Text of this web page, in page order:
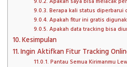
Berapa kali status diperbarui
Apakah fitur ini gratis
Apakah data tracking bisa
Kesimpulan
Ingin Aktifkan Fitur Tracking
Pantau Semua Kirimanmu